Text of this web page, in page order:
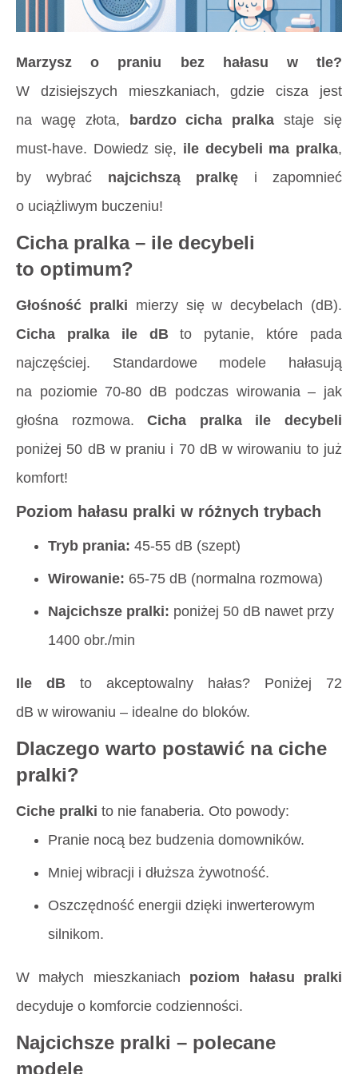
Marzysz o praniu bez hałasu w tle?
W dzisiejszych mieszkaniach, gdzie cisza jest
na wagę złota,
bardzo cicha pralka staje się
must-have. Dowiedz się, ile decybeli ma pralka,
by wybrać najcichszą pralkę i zapomnieć
o uciążliwym buczeniu!
Cicha pralka – ile decybeli
to optimum?
Głośność pralki mierzy się w decybelach (dB).
Cicha pralka ile dBto pytanie, które pada
najczęściej. Standardowe modele hałasują
na poziomie 70-80 dB podczas wirowania – jak
głośna rozmowa.Cicha pralka ile decybeli
poniżej 50 dB w praniu i 70 dB w wirowaniu to już
komfort!
Poziom hałasu pralki w różnych trybach
Tryb prania: 45-55 dB (szept)
Wirowanie: 65-75 dB (normalna rozmowa)
Najcichsze pralki: poniżej 50 dB nawet przy
1400 obr./min
Ile dB to akceptowalny hałas? Poniżej 72
dB w wirowaniu – idealne do bloków.
Dlaczego warto postawić na ciche
pralki?
Ciche pralki to nie fanaberia. Oto powody:
Pranie nocą bez budzenia domowników.
Mniej wibracji i dłuższa żywotność.
Oszczędność energii dzięki inwerterowym
silnikom.
W małych mieszkaniach poziom hałasu pralki
decyduje o komforcie codzienności.
Najcichsze pralki – polecane
modele